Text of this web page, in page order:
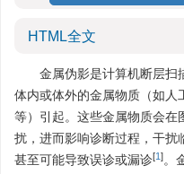
HTML全文
金属伪影是计算机断层扫
体内或体外的金属物质（如人
等）引起。这些金属物质会在
扰，进而影响诊断过程，干扰
甚至可能导致误诊或漏诊[1]。